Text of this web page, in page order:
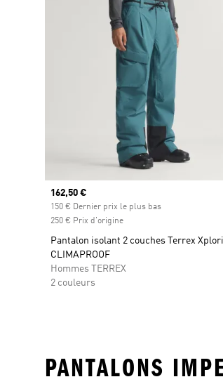
Prix actuel
162,50 €
150 € Dernier prix le plus bas
250 € Prix d'origine
Pantalon isolant 2 couches Terrex
CLIMAPROOF
Hommes TERREX
2 couleurs
PANTALONS